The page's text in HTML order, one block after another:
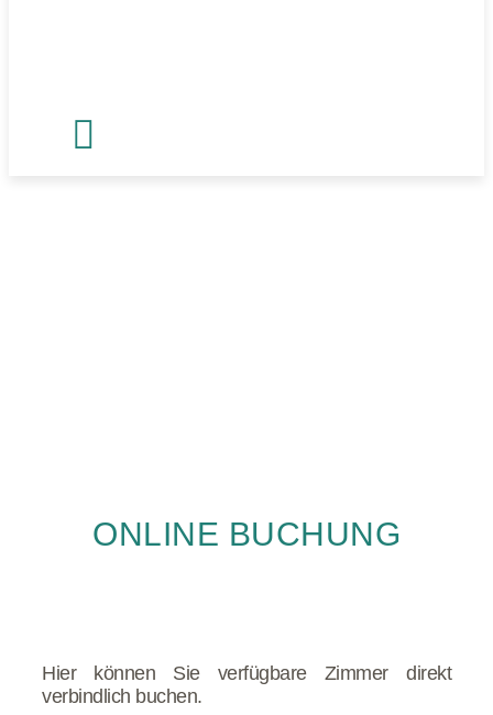
ONLINE BUCHUNG
Hier können Sie verfügbare Zimmer direkt
verbindlich buchen.